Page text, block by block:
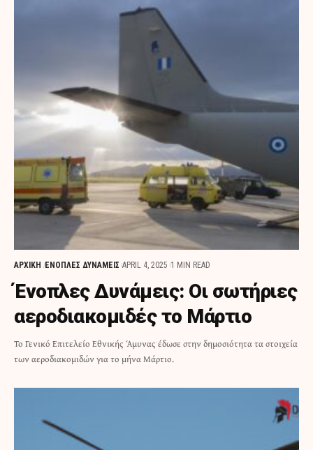
ΑΡΧΙΚΗ ΕΝΟΠΛΕΣ ΔΥΝΑΜΕΙΣ APRIL 4, 2025 1 MIN READ
Ένοπλες Δυνάμεις: Οι σωτήριες
αεροδιακομιδές το Μάρτιο
Το Γενικό Επιτελείο Εθνικής Άμυνας έδωσε στην δημοσιότητα τα στοιχεία
των αεροδιακομιδών για το μήνα Μάρτιο.